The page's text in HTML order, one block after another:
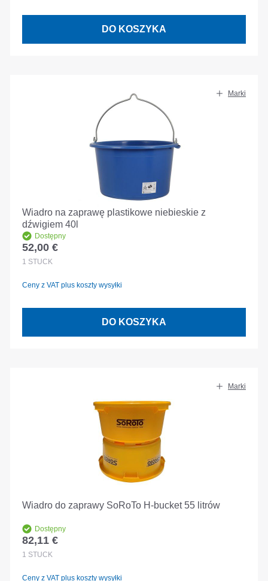
DO KOSZYKA
Marki
Wiadro na zaprawę plastikowe niebieskie z
dźwigiem 40l
Dostępny
Cena regularna:
52,00 €
1 STÜCK
Ceny z VAT plus koszty wysyłki
DO KOSZYKA
Marki
Wiadro do zaprawy SoRoTo H-bucket 55 litrów
Dostępny
Cena regularna:
82,11 €
1 STÜCK
Ceny z VAT plus koszty wysyłki